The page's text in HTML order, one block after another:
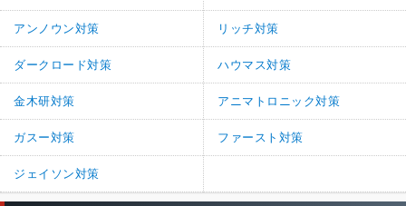
アンノウン対策 リッチ対策
ダークロード対策 ハウマス対策
金木研対策 アニマトロニック対策
ガスー対策 ファースト対策
ジェイソン対策